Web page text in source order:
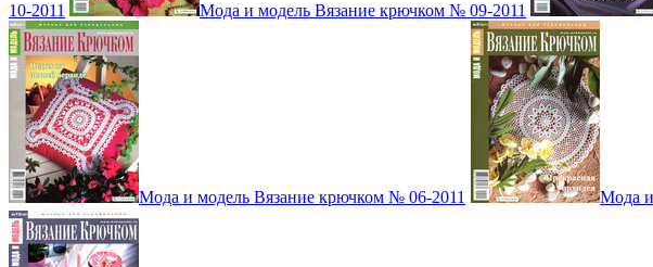
10-2011 Мода и модель Вязание крючком № 09-2011
Мода и модель Вязание крючком № 06-2011 Мода